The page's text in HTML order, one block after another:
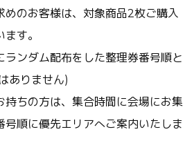
のお客様は、対象商品2枚ご購入
す。
ンダム配布をした整理券番号順と
ありません)
ちの方は、集合時間に会場にお集
号順に優先エリアへご案内いたしま